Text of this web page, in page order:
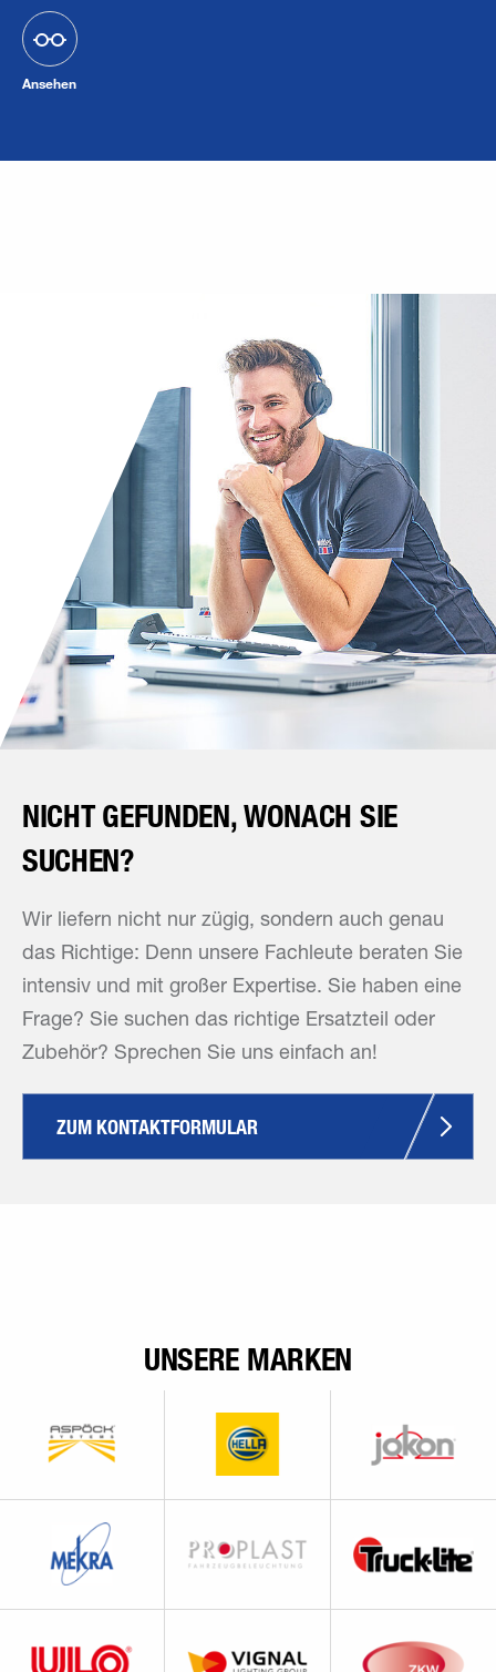
Ansehen
NICHT GEFUNDEN, WONACH SIE
SUCHEN?
Wir liefern nicht nur zügig, sondern auch genau
das Richtige: Denn unsere Fachleute beraten Sie
intensiv und mit großer Expertise. Sie haben eine
Frage? Sie suchen das richtige Ersatzteil oder
Zubehör? Sprechen Sie uns einfach an!
ZUM KONTAKTFORMULAR
UNSERE MARKEN